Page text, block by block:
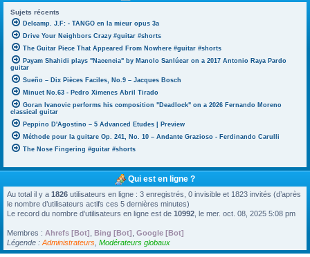
Sujets récents
Delcamp. J.F: - TANGO en la mieur opus 3a
Drive Your Neighbors Crazy #guitar #shorts
The Guitar Piece That Appeared From Nowhere #guitar #shorts
Payam Shahidi plays "Nacencia" by Manolo Sanlúcar on a 2017 Antonio Raya Pardo
guitar
Sueño – Dix Pièces Faciles, No.9 – Jacques Bosch
Minuet No.63 - Pedro Ximenes Abril Tirado
Goran Ivanovic performs his composition "Deadlock" on a 2026 Fernando Moreno
classical guitar
Peppino D'Agostino – 5 Advanced Etudes | Preview
Méthode pour la guitare Op. 241, No. 10 – Andante Grazioso - Ferdinando Carulli
The Nose Fingering #guitar #shorts
Qui est en ligne ?
Au total il y a 1826 utilisateurs en ligne : 3 enregistrés, 0 invisible et 1823 invités (d’après
le nombre d’utilisateurs actifs ces 5 dernières minutes)
Le record du nombre d’utilisateurs en ligne est de 10992 , le mer. oct. 08, 2025 5:08 pm
Membres : Ahrefs [Bot] Bing [Bot] Google [Bot]
Légende : Administrateurs Modérateurs globaux